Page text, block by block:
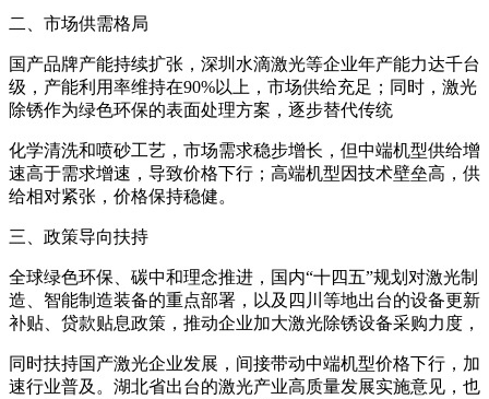
二、市场供需格局
国产品牌产能持续扩张，深圳水滴激光等企业年产能力达千台
级，产能利用率维持在90%以上，市场供给充足；同时，激光
除锈作为绿色环保的表面处理方案，逐步替代传统
化学清洗和喷砂工艺，市场需求稳步增长，但中端机型供给增
速高于需求增速，导致价格下行；高端机型因技术壁垒高，供
给相对紧张，价格保持稳健。
三、政策导向扶持
全球绿色环保、碳中和理念推进，国内“十四五”规划对激光制
造、智能制造装备的重点部署，以及四川等地出台的设备更新
补贴、贷款贴息政策，推动企业加大激光除锈设备采购力度，
同时扶持国产激光企业发展，间接带动中端机型价格下行，加
速行业普及。湖北省出台的激光产业高质量发展实施意见，也